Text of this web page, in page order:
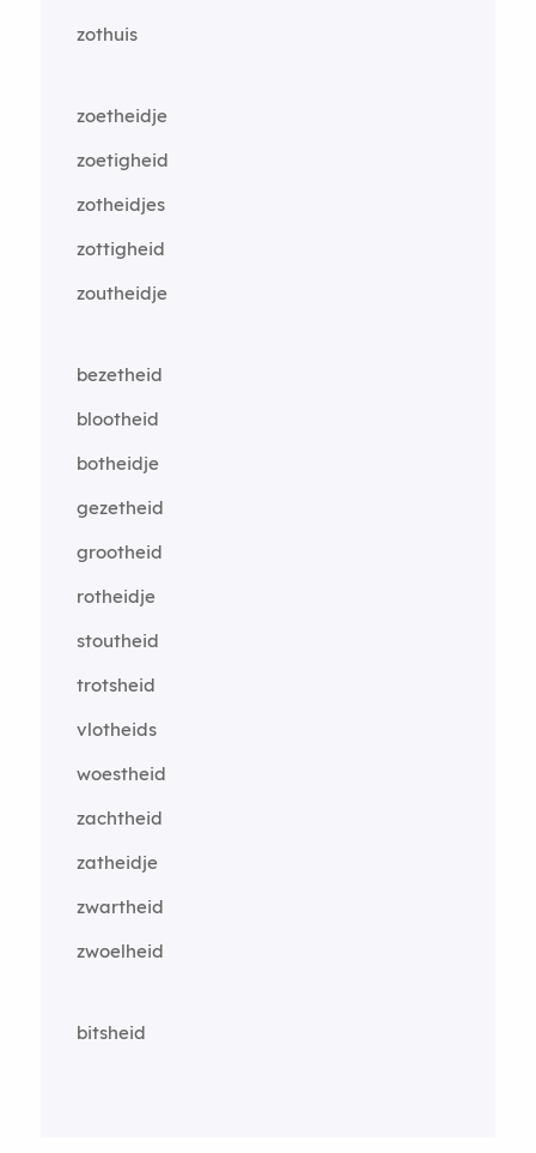
zothuis
zoetheidje
zoetigheid
zotheidjes
zottigheid
zoutheidje
bezetheid
blootheid
botheidje
gezetheid
grootheid
rotheidje
stoutheid
trotsheid
vlotheids
woestheid
zachtheid
zatheidje
zwartheid
zwoelheid
bitsheid